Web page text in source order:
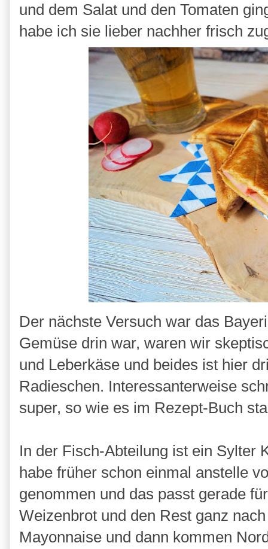
und dem Salat und den Tomaten
habe ich sie lieber nachher frisch
Der nächste Versuch war das
Gemüse drin war, waren wir
und Leberkäse und beides ist hier
Radieschen. Interessanterweise
super, so wie es im Rezept-Buch
In der Fisch-Abteilung ist ein Sylter
habe früher schon einmal anstelle
genommen und das passt gerade
Weizenbrot und den Rest ganz
Mayonnaise und dann kommen